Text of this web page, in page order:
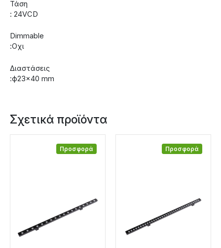
Τάση
: 24VCD
Dimmable
:Οχι
Διαστάσεις
:ф23×40 mm
Σχετικά προϊόντα
Προσφορά Προσφορά